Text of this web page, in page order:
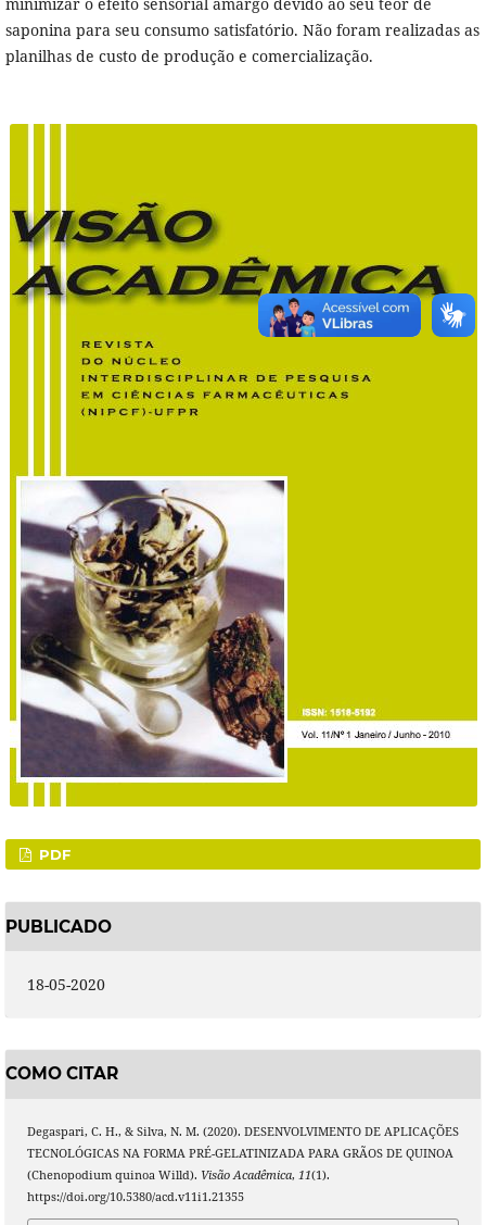
saponina para seu consumo satisfatório. Não foram realizadas as
planilhas de custo de produção e comercialização.
PDF
PUBLICADO
18-05-2020
COMO CITAR
Degaspari, C. H., & Silva, N. M. (2020). DESENVOLVIMENTO DE APLICAÇÕES
TECNOLÓGICAS NA FORMA PRÉ-GELATINIZADA PARA GRÃOS DE QUINOA
(Chenopodium quinoa Willd). Visão Acadêmica, 11(1).
https://doi.org/10.5380/acd.v11i1.21355